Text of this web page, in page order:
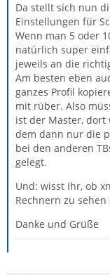
Da stellt sich nun
Einstellungen für
Wenn man 5 oder
natürlich super
jeweils an die
Am besten eben
ganzes Profil
mit rüber. Also
ist der Master,
dem dann nur die
bei den anderen
gelegt.
Und: wisst Ihr, ob
Rechnern zu sehen
Danke und Grüße